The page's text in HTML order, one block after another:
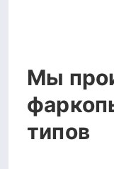
Мы
типов